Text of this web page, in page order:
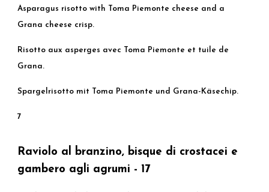
Asparagus risotto with Toma Piemonte cheese and a
Grana cheese crisp.
Risotto aux asperges avec Toma Piemonte et tuile de
Grana.
Spargelrisotto mit Toma Piemonte und Grana-Käsechip.
7
Raviolo al branzino, bisque di crostacei e
gambero agli agrumi - 17